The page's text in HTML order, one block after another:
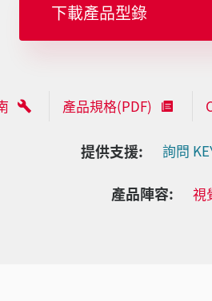
下載產品型錄
產品規格(PDF)
提供支援: 詢問
產品陣容: 視